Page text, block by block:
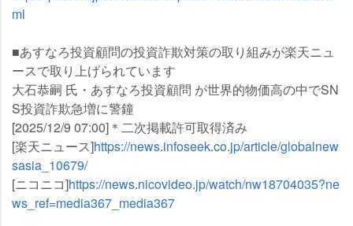
ml
■あすなろ投資顧問の投資詐欺対策の取り組みが楽天ニュ
ースで取り上げられています
大石恭嗣 氏・あすなろ投資顧問 が世界的物価高の中でSN
S投資詐欺急増に警鐘
[2025/12/9 07:00]＊二次掲載許可取得済み
[楽天ニュース]https://news.infoseek.co.jp/article/globalnew
sasia_10679/
[ニコニコ]https://news.nicovideo.jp/watch/nw18704035?ne
ws_ref=media367_media367